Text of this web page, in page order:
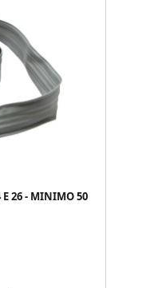
E 26 - MINIMO 50